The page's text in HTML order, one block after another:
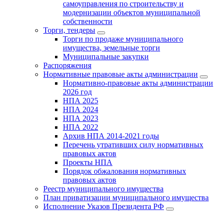
самоуправления по строительству и
модернизации объектов муниципальной
собственности
Торги, тендеры
Торги по продаже муниципального
имущества, земельные торги
Муниципальные закупки
Распоряжения
Нормативные правовые акты администрации
Нормативно-правовые акты администрации
2026 год
НПА 2025
НПА 2024
НПА 2023
НПА 2022
Архив НПА 2014-2021 годы
Перечень утративших силу нормативных
правовых актов
Проекты НПА
Порядок обжалования нормативных
правовых актов
Реестр муниципального имущества
План приватизации муниципального имущества
Исполнение Указов Президента РФ